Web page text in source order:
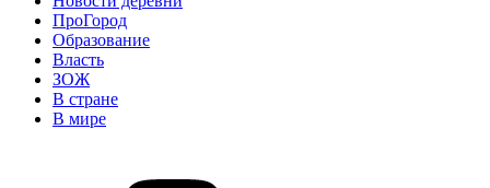
ПроГород
Образование
Власть
ЗОЖ
В стране
В мире